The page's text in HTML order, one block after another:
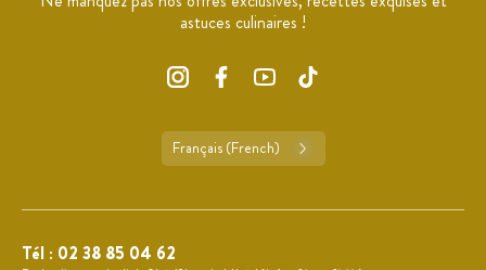
astuces culinaires !
Français (French)
Tél : 02 38 85 04 62